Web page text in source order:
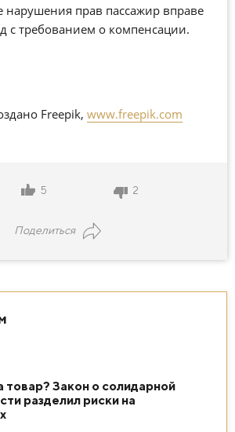
нарушения прав пассажир вправе
с требованием о компенсации.
Freepik, www.freepik.com
5 2
Поделиться
товар? Закон о солидарной
разделил риски на